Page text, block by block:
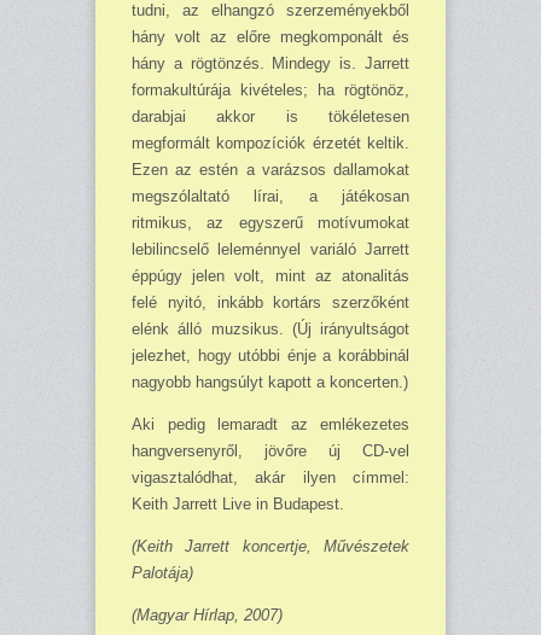
tudni, az elhangzó szerzeményekből
hány volt az előre megkomponált és
hány a rögtönzés. Mindegy is. Jarrett
formakultúrája kivételes; ha rögtönöz,
darabjai akkor is tökéletesen
megformált kompozíciók érzetét keltik.
Ezen az estén a varázsos dallamokat
megszólaltató lírai, a játékosan
ritmikus, az egyszerű motívumokat
lebilincselő leleménnyel variáló Jarrett
éppúgy jelen volt, mint az atonalitás
felé nyitó, inkább kortárs szerzőként
elénk álló muzsikus. (Új irányultságot
jelezhet, hogy utóbbi énje a korábbinál
nagyobb hangsúlyt kapott a koncerten.)
Aki pedig lemaradt az emlékezetes
hangversenyről, jövőre új CD-vel
vigasztalódhat, akár ilyen címmel:
Keith Jarrett Live in Budapest.
(Keith Jarrett koncertje, Művészetek
Palotája)
(Magyar Hírlap, 2007)